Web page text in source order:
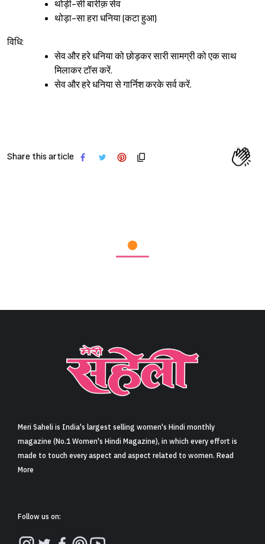
थोड़ी-सी बारीक़ सेव
थोड़ा-सा हरा धनिया (कटा हुआ)
विधि:
सेव और हरे धनिया को छोड़कर सारी सामग्री को एक साथ
मिलाकर टॉस करें.
सेव और हरे धनिया से गार्निश करके सर्व करें.
Share this article
Meri Saheli is India's largest selling women's Hindi monthly
magazine (No.1 Women's Hindi Magazine), in which every effort is
made to touch every aspect and aspect related to women. Read
More
Follow us on: